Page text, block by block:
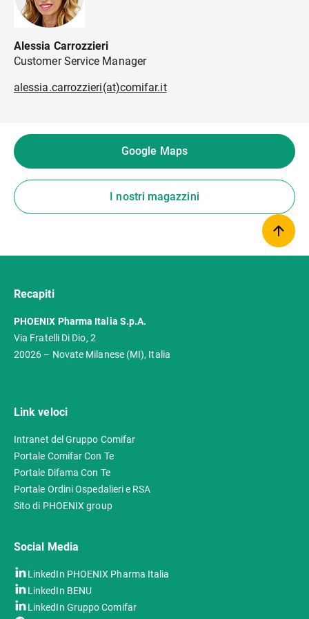
Alessia Carrozzieri
Customer Service Manager
alessia.carrozzieri(at)comifar.it
Google Maps
I nostri magazzini
Recapiti
PHOENIX Pharma Italia S.p.A.
Via Fratelli Di Dio, 2
20026 – Novate Milanese (MI), Italia
Link veloci
Intranet del Gruppo Comifar
Portale Comifar Con Te
Portale Difama Con Te
Portale Ordini Ospedalieri e RSA
Sito di PHOENIX group
Social Media
LinkedIn PHOENIX Pharma Italia
LinkedIn BENU
LinkedIn Gruppo Comifar